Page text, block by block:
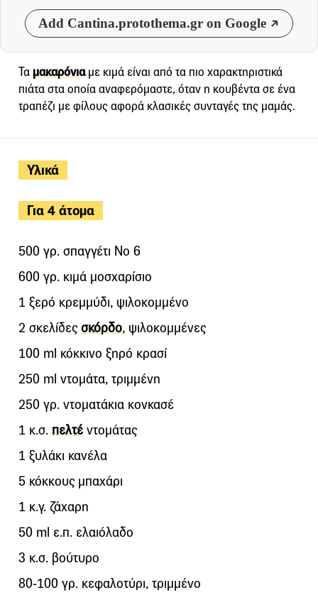
Add Cantina.protothema.gr on Google
Υλικά
Για 4 άτομα
500 γρ. σπαγγέτι Νο 6
600 γρ. κιμά μοσχαρίσιο
1 ξερό κρεμμύδι, ψιλοκομμένο
2 σκελίδες σκόρδο, ψιλοκομμένες
100 ml κόκκινο ξηρό κρασί
250 ml ντομάτα, τριμμένη
250 γρ. ντοματάκια κονκασέ
1 κ.σ. πελτέ ντομάτας
1 ξυλάκι κανέλα
5 κόκκους μπαχάρι
1 κ.γ. ζάχαρη
50 ml ε.π. ελαιόλαδο
3 κ.σ. βούτυρο
80-100 γρ. κεφαλοτύρι, τριμμένο
Τα μακαρόνιαμε κιμά είναι από τα πιο χαρακτηριστικά
πιάτα στα οποία αναφερόμαστε, όταν η κουβέντα σε ένα
τραπέζι με φίλους αφορά κλασικές συνταγές της μαμάς.